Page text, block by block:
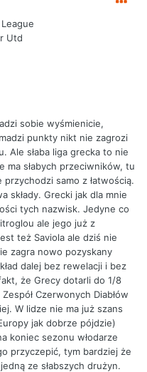
Utd
sobie wyśmienicie,
punkty nikt nie zagrozi
Ale słaba liga grecka to nie
ma słabych przeciwników, tu
samo z łatwością.
składy. Grecki jak dla mnie
tych nazwisk. Jedyne co
ale jego już z
też Saviola ale dziś nie
zagra nowo pozyskany
dalej bez rewelacji i bez
że Grecy dotarli do 1/8
Czerwonych Diabłów
W lidze nie ma już szans
jak dobrze pójdzie)
koniec sezonu włodarze
przyczepić, tym bardziej że
ze słabszych drużyn.